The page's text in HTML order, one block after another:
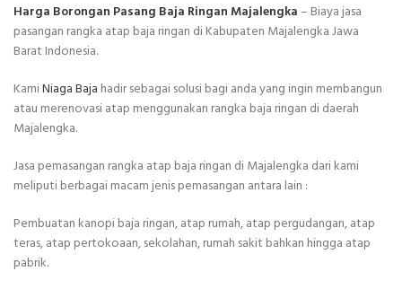
Harga Borongan Pasang Baja Ringan Majalengka– Biaya jasa
pasangan rangka atap baja ringan di Kabupaten Majalengka Jawa
Barat Indonesia.
KamiNiaga Baja hadir sebagai solusi bagi anda yang ingin membangun
atau merenovasi atap menggunakan rangka baja ringan di daerah
Majalengka.
Jasa pemasangan rangka atap baja ringan di Majalengka dari kami
meliputi berbagai macam jenis pemasangan antara lain :
Pembuatan kanopi baja ringan, atap rumah, atap pergudangan, atap
teras, atap pertokoaan, sekolahan, rumah sakit bahkan hingga atap
pabrik.